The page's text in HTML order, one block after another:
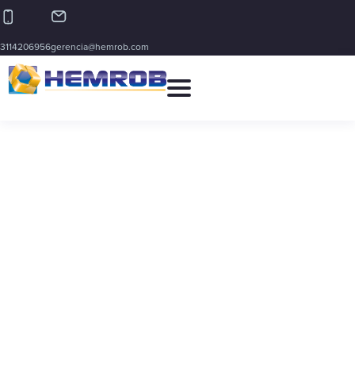
3114206956gerencia@hemrob.com